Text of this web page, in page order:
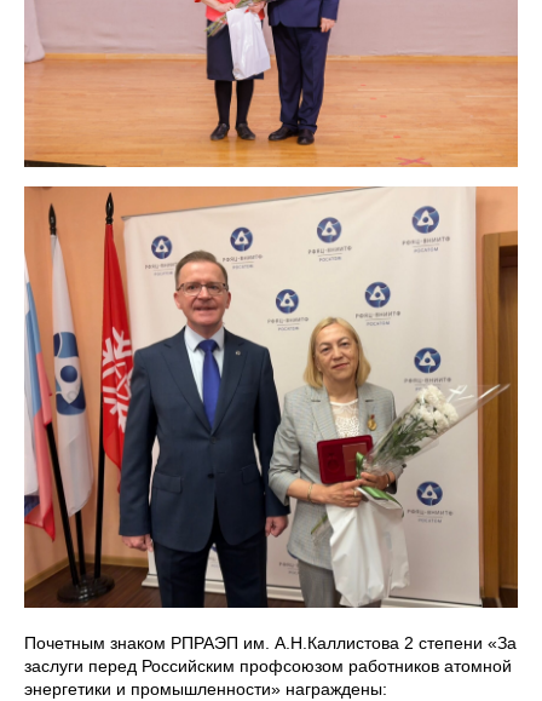
Почетным знаком РПРАЭП им. А.Н.Каллистова 2 степени «За
заслуги перед Российским профсоюзом работников атомной
энергетики и промышленности» награждены: